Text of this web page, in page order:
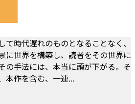
て時代遅れのものとなることなく、
に世界を構築し、読者をその世界に
の手法には、本当に頭が下がる。そ
本作を含む、一連...